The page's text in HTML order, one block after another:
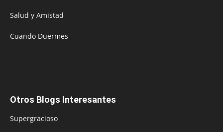
Salud y Amistad
Cuando Duermes
Otros Blogs Interesantes
Supergracioso